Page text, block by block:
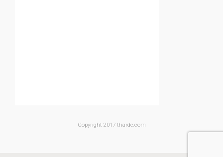
Copyright 2017 tharde.com